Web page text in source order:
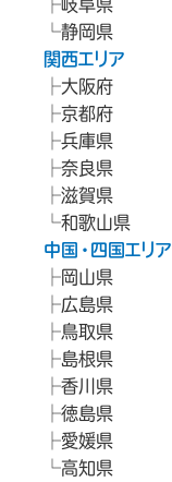
岐阜県
静岡県
関西エリア
大阪府
京都府
兵庫県
奈良県
滋賀県
和歌山県
中国・四国エリア
岡山県
広島県
鳥取県
島根県
香川県
徳島県
愛媛県
高知県